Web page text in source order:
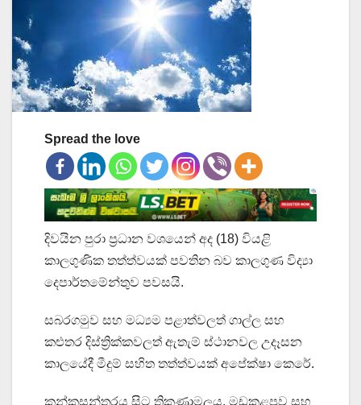
Spread the love
දිවයින පුරා ප්‍රධාන වශයෙන් අද (18) වියළි
කාලගුණික තත්ත්වයක් පවතින බව කාලගුණ විද්‍යා
දෙපාර්තමේන්තුව පවසයි.
සබරගමුව සහ මධ්‍යම පළාත්වලත් ගාල්ල සහ
කළුතර දිස්ත්‍රික්කවලත් ඇතැම් ස්ථානවල උදෑසන
කාලයේදී මීදුම් සහිත තත්ත්වයක් අපේක්ෂා කෙරේ.
කන්කසන්තුරය සිට ත්‍රිකුණාමලය, මඩකළපුව සහ